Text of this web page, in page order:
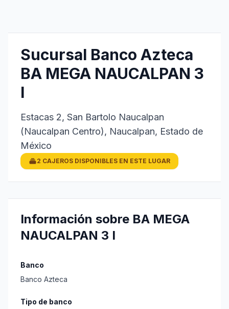
Sucursal Banco Azteca
BA MEGA NAUCALPAN 3
I
Estacas 2, San Bartolo Naucalpan
(Naucalpan Centro), Naucalpan, Estado de
México
2 CAJEROS DISPONIBLES EN ESTE LUGAR
Información sobre BA MEGA
NAUCALPAN 3 I
Banco
Banco Azteca
Tipo de banco